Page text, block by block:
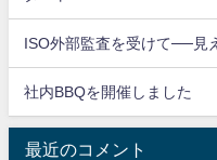
ISO外部監査を受けて──見
社内BBQを開催しました
最近のコメント